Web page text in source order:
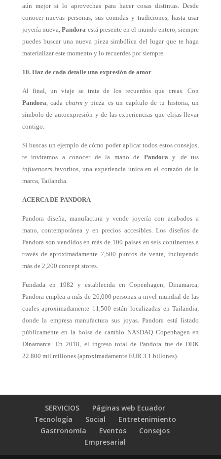
aún mejor si lo aprovechas para hacer cosas distintas. Desde
conocer nuevas personas, sus comidas y tradiciones, hasta usar
joyería nueva,Pandora está presente en el mundo entero, siempre
puedes buscar una nueva pieza simbólica del lugar que te haga
materializar este momento y lo recuerdes por siempre.
10. Haz de cada detalle una expresión de amor
Al final, un viaje se trata de los recuerdos que creas. Con
Pandora, cada charm ypieza es un capítulo de tu historia, un
símbolo de autoexpresión y de las experiencias que elijas llevar
contigo.
Si buscas un ejemplo de cómo poder aplicar todos estos consejos,
te invitamos a conocer de la mano de Pandoray
de tus
influencers favoritos, una experiencia única en el corazón de la
marca, Tailandia.
ACERCA DE PANDORA
Pandora diseña, manufactura y vende joyería con acabados a
mano, contemporánea y en precios accesibles. Los diseños de
Pandora son vendidos en más de 100 países en seis continentes a
través de aproximadamente 7,500 puntos de venta, incluyendo
más de 2,200 concept stores.
Fundada en 1982 y establecida en Copenhagen, Dinamarca,
Pandora emplea a más de 26,000 personas a nivel mundial de las
cuales aproximadamente 11,500 están localizadas en Tailandia,
donde la empresa manufactura sus joyas. Pandora está listado
públicamente en la bolsa de cambio NASDAQ Copenhagen en
Dinamarca. En 2018, el ingreso total de Pandora fue de DDK
22.800 mil millones (aproximadamente EUR 3.1 billones).
SERVICIOS
Páginas web Ecuador
Tecnología
Social
Entretenimiento
Gastronomía
Eventos
Consejos
Empresarial